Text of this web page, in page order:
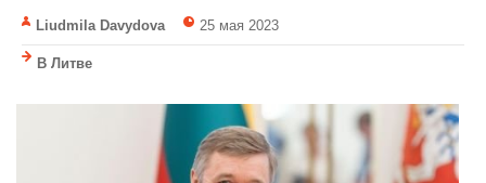
Liudmila Davydova 25 мая 2023
В Литве